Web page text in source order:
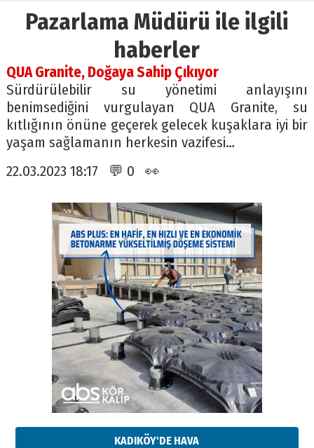
Pazarlama Müdürü ile ilgili
haberler
QUA Granite, Doğaya Sahip Çıkıyor
Sürdürülebilir su yönetimi anlayışını
benimsediğini vurgulayan QUA Granite, su
kıtlığının önüne geçerek gelecek kuşaklara iyi bir
yaşam sağlamanın herkesin vazifesi…
22.03.2023 18:17 💬 0 👀
KADIKÖY'DE HAVA